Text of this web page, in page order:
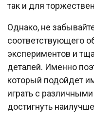
так и для
Однако, не
соответствующего
экспериментов и
деталей. Именно
который подойдет
играть с
достигнуть